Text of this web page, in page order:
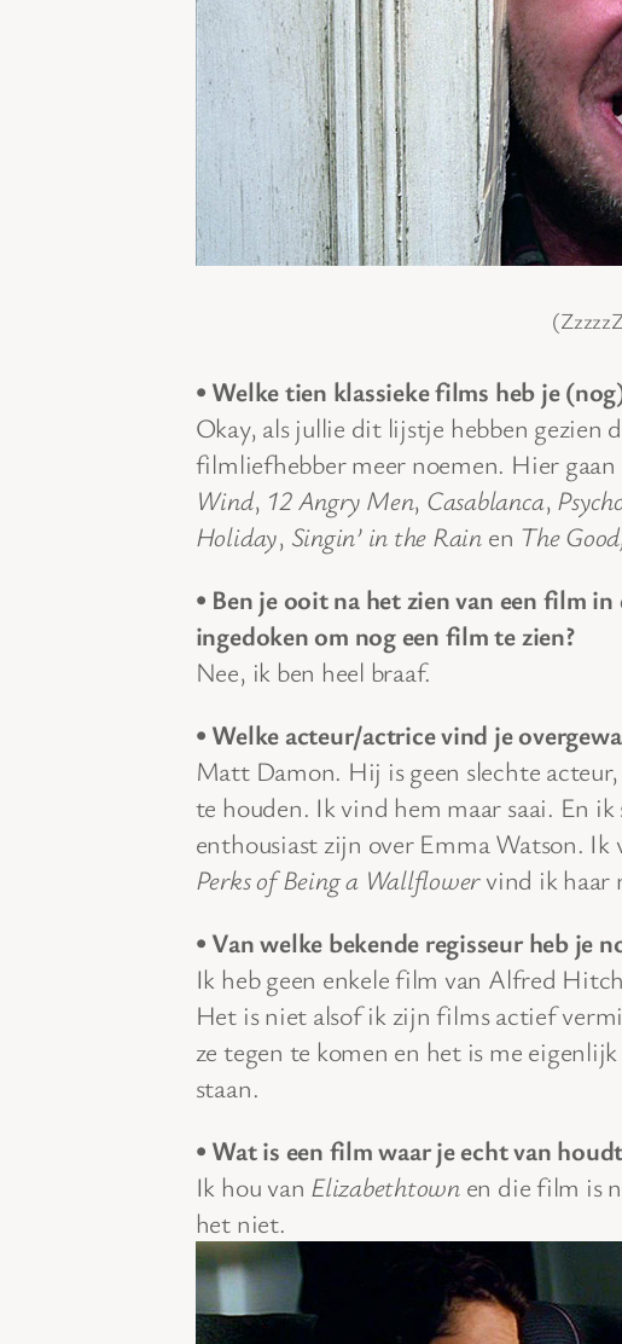
• Welke tien klassieke films heb je
Okay, als jullie dit lijstje hebben gezien
filmliefhebber meer noemen. Hier gaan
Wind, 12 Angry Men, Casablanca,
Holiday, Singin’ in the Rain en The
• Ben je ooit na het zien van een film
ingedoken om nog een film te zien?
Nee, ik ben heel braaf.
• Welke acteur/actrice vind je
Matt Damon. Hij is geen slechte
te houden. Ik vind hem maar saai. En
enthousiast zijn over Emma Watson.
Perks of Being a Wallflowervind ik haar
• Van welke bekende regisseur heb je
Ik heb geen enkele film van Alfred
Het is niet alsof ik zijn films actief
ze tegen te komen en het is me
staan.
• Wat is een film waar je echt van
Ik hou van Elizabethtownen die film is
het niet.